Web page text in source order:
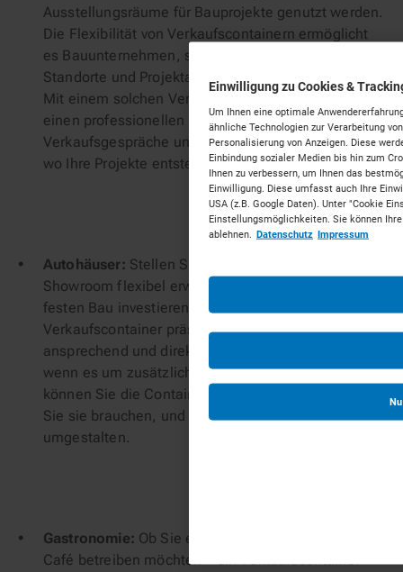
Ausstellungsräume für Bauprojekte genutzt werden.
Die Flexibilität von Verkaufscontainern ermöglicht
es Bauunternehmen, sich schnell auf wechselnde
Standorte und Projektanforderungen einzustellen.
Mit einem solchen Verkaufsraum schaffen Sie
einen professionellen Rahmen für
Verkaufsgespräche und Präsentationen, direkt dort,
wo Ihre Projekte entstehen.
Autohäuser: Stellen Sie sich vor, Sie könnten Ihren
Showroom flexibel erweitern, ohne gleich in einen
festen Bau investieren zu müssen. Mit einem
Verkaufscontainer präsentieren Sie neue Modelle
ansprechend und direkt auf dem Vorplatz. Und
wenn es um zusätzliche Verkaufsflächen geht,
können Sie die Container genau dort platzieren, wo
Sie sie brauchen, und bei Bedarf sogar
umgestalten.
Gastronomie: Ob Sie einen Imbiss oder ein kleines
Café betreiben möchten – ein Verkaufscontainer
Einwilligung zu Cookies &
Um Ihnen eine optimale
ähnliche Technologien zur Verarbeitung
Personalisierung von Anzeigen. Diese
Einbindung sozialer Medien bis hin zum
Ihnen zu verbessern, um Ihnen das
Einwilligung. Diese umfasst auch Ihre
USA (z.B. Google Daten). Unter "Cookie
Einstellungsmöglichkeiten. Sie können
ablehnen. Datenschutz Impressum